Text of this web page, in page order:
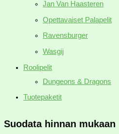
Jan Van Haasteren
Opettavaiset Palapelit
Ravensburger
Wasgij
Roolipelit
Dungeons & Dragons
Tuotepaketit
Suodata hinnan mukaan